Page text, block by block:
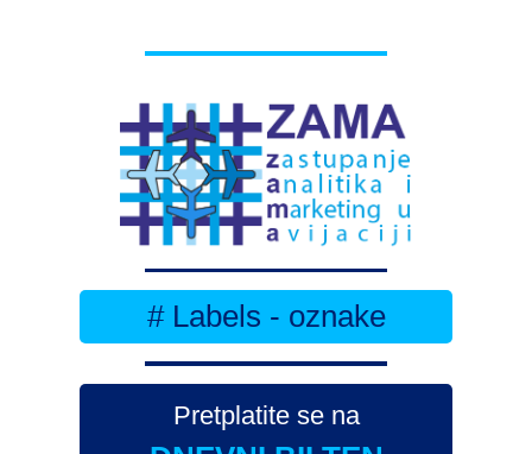
# Labels - oznake
Pretplatite se na